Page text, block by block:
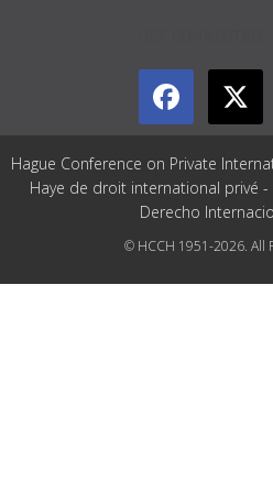
Hague Conference on Private
Haye de droit international privé
Derecho
© HCCH 1951-2026. All